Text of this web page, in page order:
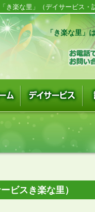
き楽な里」（デイサービス
「き楽な里」
ビスき楽な里）